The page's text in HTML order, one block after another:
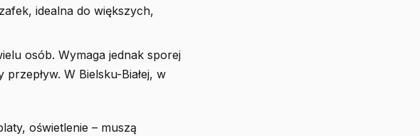
idealna do większych,
osób. Wymaga jednak sporej
W Bielsku-Białej, w
oświetlenie – muszą